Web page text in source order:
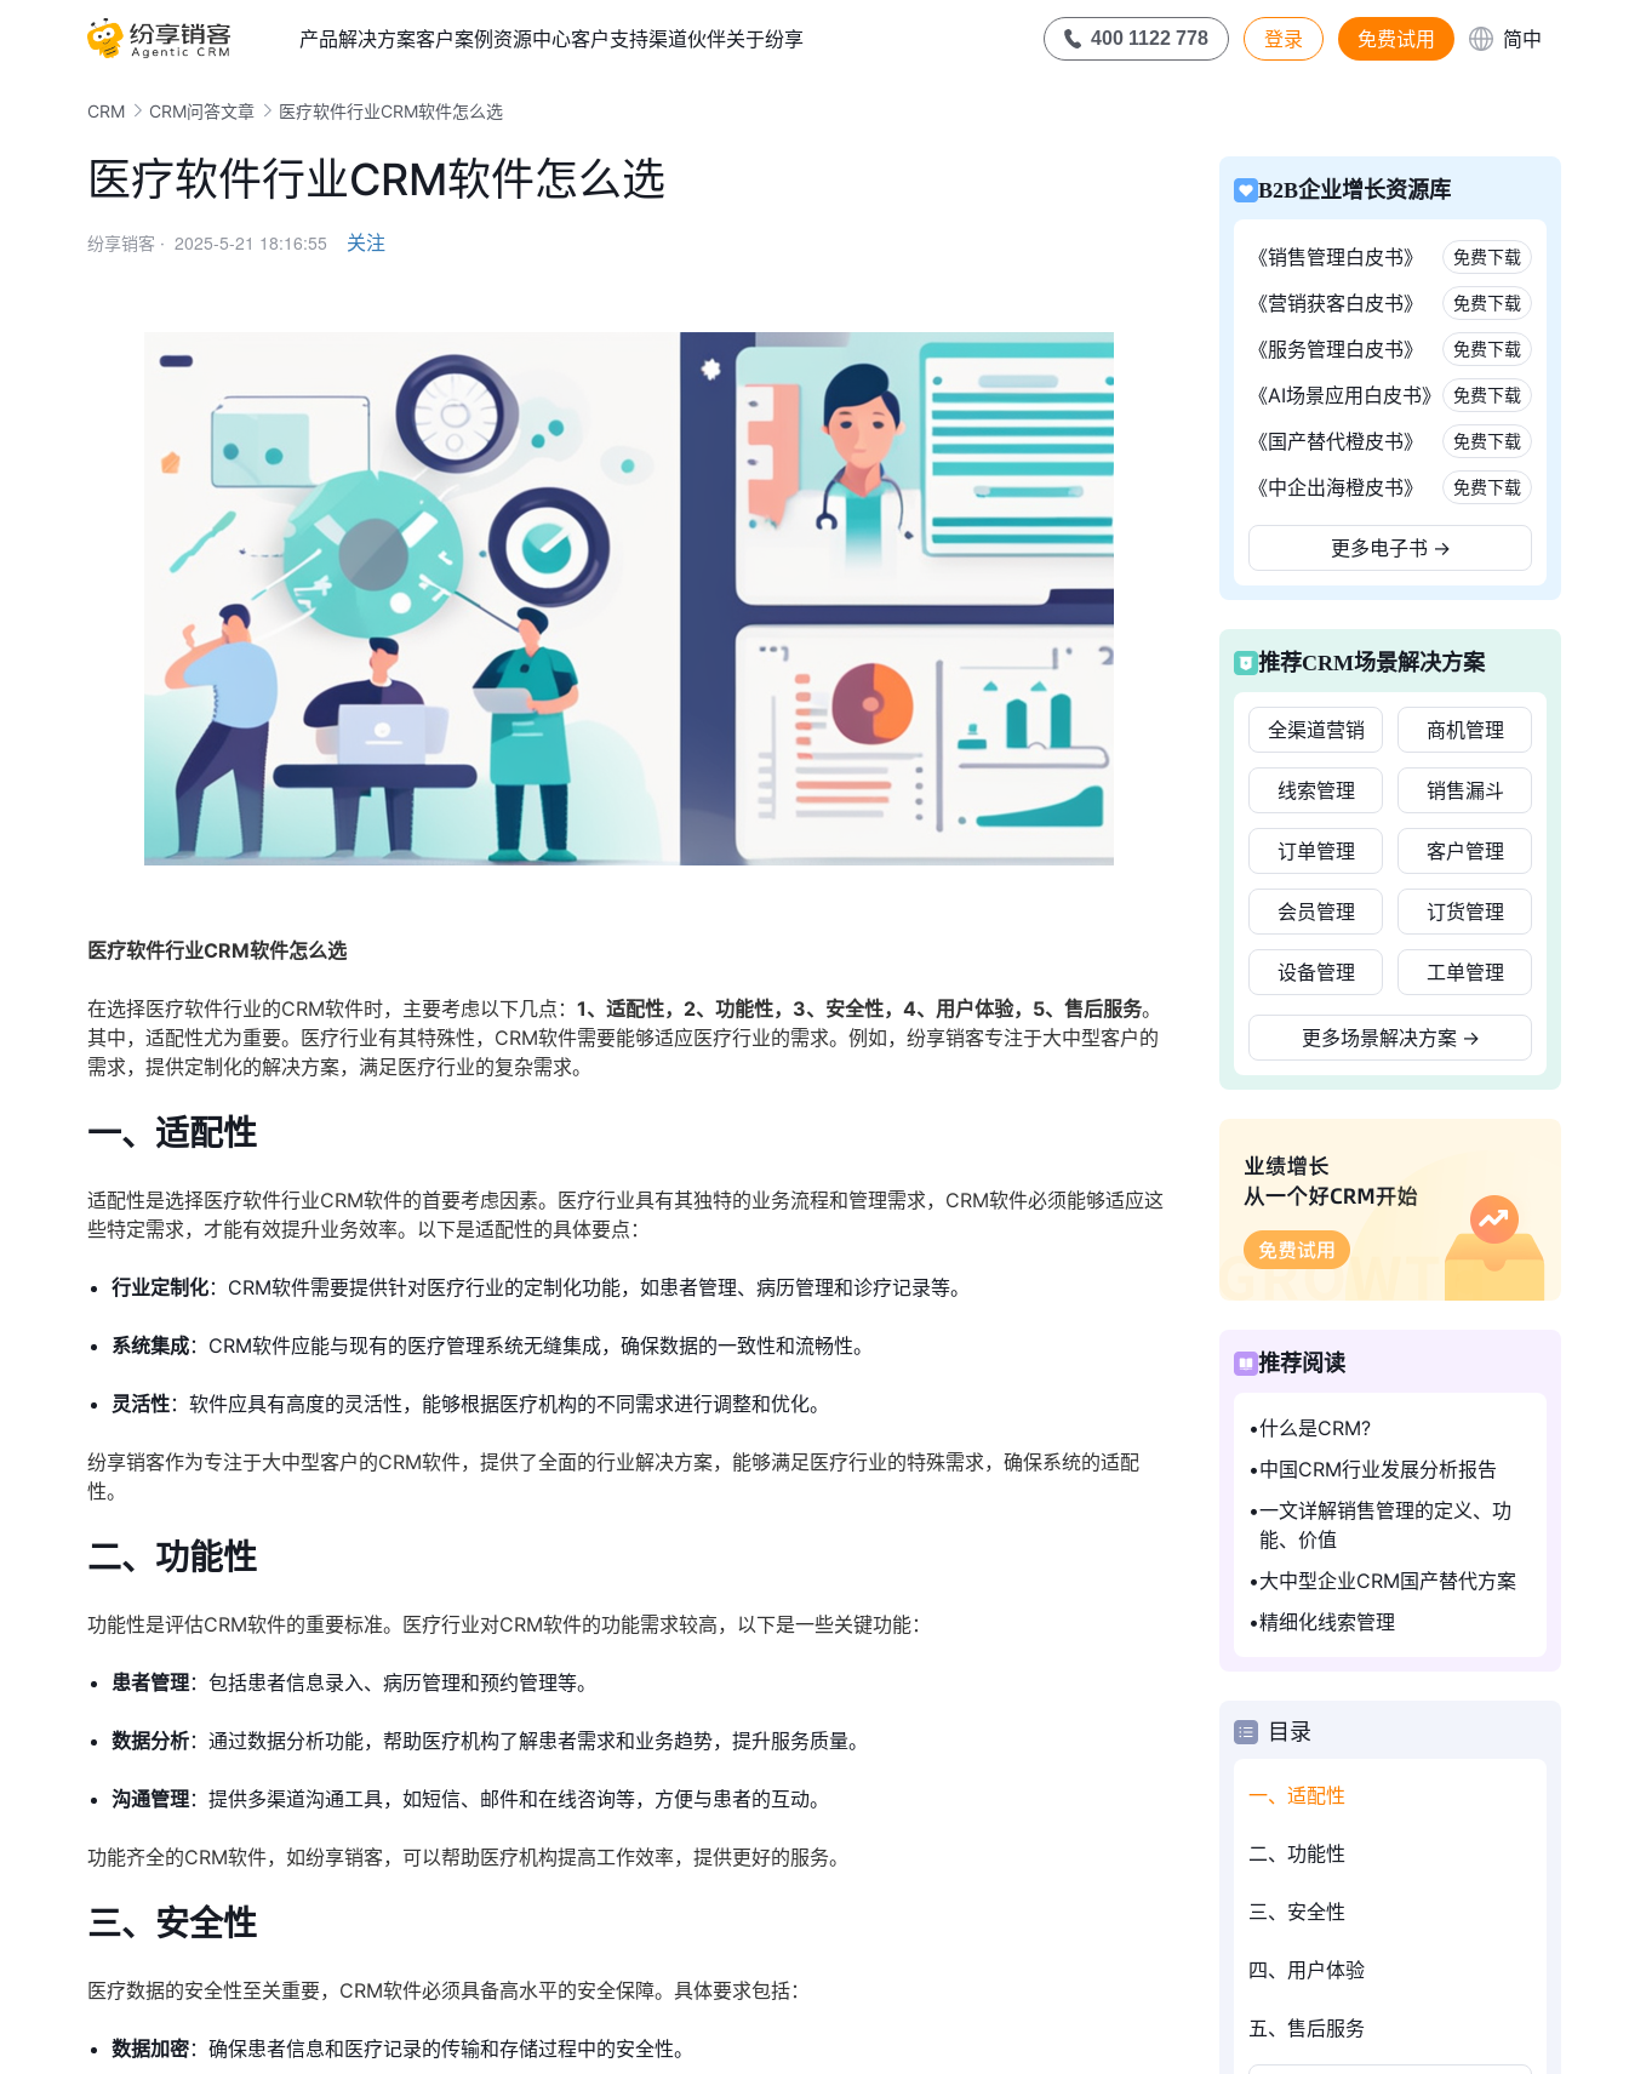
产品解决方案客户案例资源中心客户支持渠道伙伴关于纷享 400 1122 778 登录 免费试用 简中
CRM CRM问答文章 医疗软件行业CRM软件怎么选
医疗软件行业CRM软件怎么选
纷享销客 · 2025-5-21 18:16:55 关注
医疗软件行业CRM软件怎么选
在选择医疗软件行业的CRM软件时，主要考虑以下几点： 1、适配性，2、功能性，3、安全性，4、用户体验，5、售后服务。
其中，适配性尤为重要。医疗行业有其特殊性，CRM软件需要能够适应医疗行业的需求。例如，纷享销客专注于大中型客户的
需求，提供定制化的解决方案，满足医疗行业的复杂需求。
一、适配性
适配性是选择医疗软件行业CRM软件的首要考虑因素。医疗行业具有其独特的业务流程和管理需求，CRM软件必须能够适应这
些特定需求，才能有效提升业务效率。以下是适配性的具体要点：
行业定制化：CRM软件需要提供针对医疗行业的定制化功能，如患者管理、病历管理和诊疗记录等。
系统集成：CRM软件应能与现有的医疗管理系统无缝集成，确保数据的一致性和流畅性。
灵活性：软件应具有高度的灵活性，能够根据医疗机构的不同需求进行调整和优化。
纷享销客作为专注于大中型客户的CRM软件，提供了全面的行业解决方案，能够满足医疗行业的特殊需求，确保系统的适配
性。
二、功能性
功能性是评估CRM软件的重要标准。医疗行业对CRM软件的功能需求较高，以下是一些关键功能：
患者管理：包括患者信息录入、病历管理和预约管理等。
数据分析：通过数据分析功能，帮助医疗机构了解患者需求和业务趋势，提升服务质量。
沟通管理：提供多渠道沟通工具，如短信、邮件和在线咨询等，方便与患者的互动。
功能齐全的CRM软件，如纷享销客，可以帮助医疗机构提高工作效率，提供更好的服务。
三、安全性
医疗数据的安全性至关重要，CRM软件必须具备高水平的安全保障。具体要求包括：
数据加密：确保患者信息和医疗记录的传输和存储过程中的安全性。
B2B企业增长资源库
《销售管理白皮书》 免费下载
《营销获客白皮书》 免费下载
《服务管理白皮书》 免费下载
《AI场景应用白皮书》 免费下载
《国产替代橙皮书》 免费下载
《中企出海橙皮书》 免费下载
更多电子书 →
推荐CRM场景解决方案
全渠道营销 商机管理
线索管理 销售漏斗
订单管理 客户管理
会员管理 订货管理
设备管理 工单管理
更多场景解决方案 →
推荐阅读
什么是CRM?
中国CRM行业发展分析报告
一文详解销售管理的定义、功
能、价值
大中型企业CRM国产替代方案
精细化线索管理
目录
一、适配性
二、功能性
三、安全性
四、用户体验
五、售后服务